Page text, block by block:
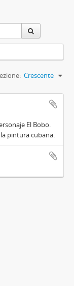
Crescente
El Bobo.
pintura cubana.